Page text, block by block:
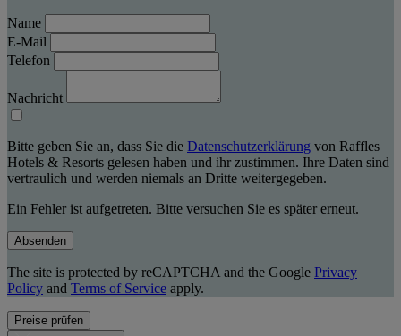
Name
E-Mail
Telefon
Nachricht
Bitte geben Sie an, dass Sie die Datenschutzerklärung von Raffles
Hotels & Resorts gelesen haben und ihr zustimmen. Ihre Daten sind
vertraulich und werden niemals an Dritte weitergegeben.
Ein Fehler ist aufgetreten. Bitte versuchen Sie es später erneut.
Absenden
The site is protected by reCAPTCHA and the Google Privacy
Policy and Terms of Service apply.
Preise prüfen